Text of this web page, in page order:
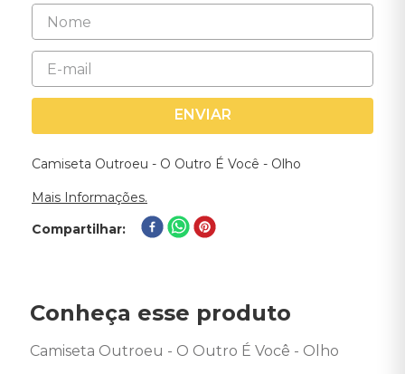
ENVIAR
Camiseta Outroeu - O Outro É Você - Olho
Mais Informações.
Compartilhar
Conheça esse produto
Camiseta Outroeu - O Outro É Você - Olho